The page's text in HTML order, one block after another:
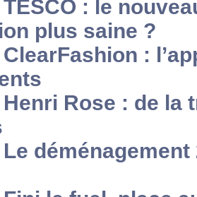
TESCO : le
plus saine ?
ClearFashion :
Henri Rose : de la
Le